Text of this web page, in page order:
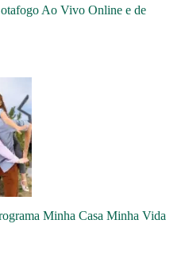
Ao Vivo Online e de
Minha Casa Minha Vida